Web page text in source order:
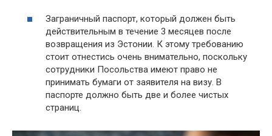
Заграничный паспорт, который должен быть
действительным в течение 3 месяцев после
возвращения из Эстонии. К этому требованию
стоит отнестись очень внимательно, поскольку
сотрудники Посольства имеют право не
принимать бумаги от заявителя на визу. В
паспорте должно быть две и более чистых
страниц.